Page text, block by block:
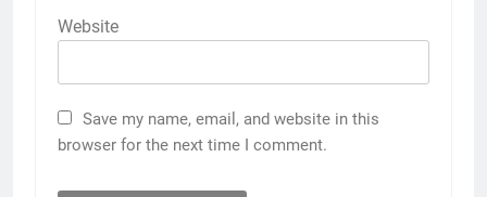
Website
Save my name, email, and website in this
browser for the next time I comment.